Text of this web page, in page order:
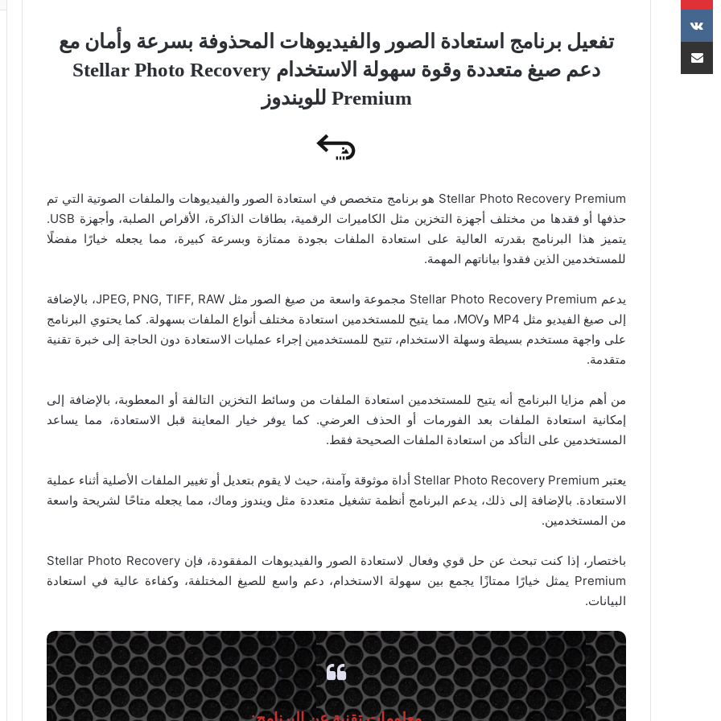
تفعيل برنامج استعادة الصور والفيديوهات المحذوفة بسرعة وأمان مع
دعم صيغ متعددة وقوة سهولة الاستخدام Stellar Photo Recovery
Premium للويندوز
Stellar Photo Recovery Premium هو برنامج متخصص في استعادة الصور والفيديوهات والملفات الصوتية التي تم
حذفها أو فقدها من مختلف أجهزة التخزين مثل الكاميرات الرقمية، بطاقات الذاكرة، الأقراص الصلبة، وأجهزة USB.
يتميز هذا البرنامج بقدرته العالية على استعادة الملفات بجودة ممتازة وبسرعة كبيرة، مما يجعله خيارًا مفضلًا
للمستخدمين الذين فقدوا بياناتهم المهمة.
يدعم Stellar Photo Recovery Premium مجموعة واسعة من صيغ الصور مثل JPEG, PNG, TIFF, RAW، بالإضافة
إلى صيغ الفيديو مثل MP4 وMOV، مما يتيح للمستخدمين استعادة مختلف أنواع الملفات بسهولة. كما يحتوي البرنامج
على واجهة مستخدم بسيطة وسهلة الاستخدام، تتيح للمستخدمين إجراء عمليات الاستعادة دون الحاجة إلى خبرة تقنية
متقدمة.
من أهم مزايا البرنامج أنه يتيح للمستخدمين استعادة الملفات من وسائط التخزين التالفة أو المعطوبة، بالإضافة إلى
إمكانية استعادة الملفات بعد الفورمات أو الحذف العرضي. كما يوفر خيار المعاينة قبل الاستعادة، مما يساعد
المستخدمين على التأكد من استعادة الملفات الصحيحة فقط.
يعتبر Stellar Photo Recovery Premium أداة موثوقة وآمنة، حيث لا يقوم بتعديل أو تغيير الملفات الأصلية أثناء عملية
الاستعادة. بالإضافة إلى ذلك، يدعم البرنامج أنظمة تشغيل متعددة مثل ويندوز وماك، مما يجعله متاحًا لشريحة واسعة
من المستخدمين.
باختصار، إذا كنت تبحث عن حل قوي وفعال لاستعادة الصور والفيديوهات المفقودة، فإن Stellar Photo Recovery
Premium يمثل خيارًا ممتازًا يجمع بين سهولة الاستخدام، دعم واسع للصيغ المختلفة، وكفاءة عالية في استعادة
البيانات.
مشاركة عبر البريد